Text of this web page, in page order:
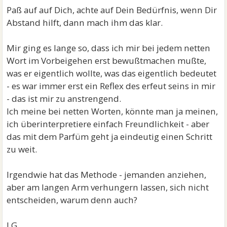
Paß auf auf Dich, achte auf Dein Bedürfnis, wenn Dir
Abstand hilft, dann mach ihm das klar.
Mir ging es lange so, dass ich mir bei jedem netten
Wort im Vorbeigehen erst bewußtmachen mußte,
was er eigentlich wollte, was das eigentlich bedeutet
- es war immer erst ein Reflex des erfeut seins in mir
- das ist mir zu anstrengend.
Ich meine bei netten Worten, könnte man ja meinen,
ich überinterpretiere einfach Freundlichkeit - aber
das mit dem Parfüm geht ja eindeutig einen Schritt
zu weit.
Irgendwie hat das Methode - jemanden anziehen,
aber am langen Arm verhungern lassen, sich nicht
entscheiden, warum denn auch?